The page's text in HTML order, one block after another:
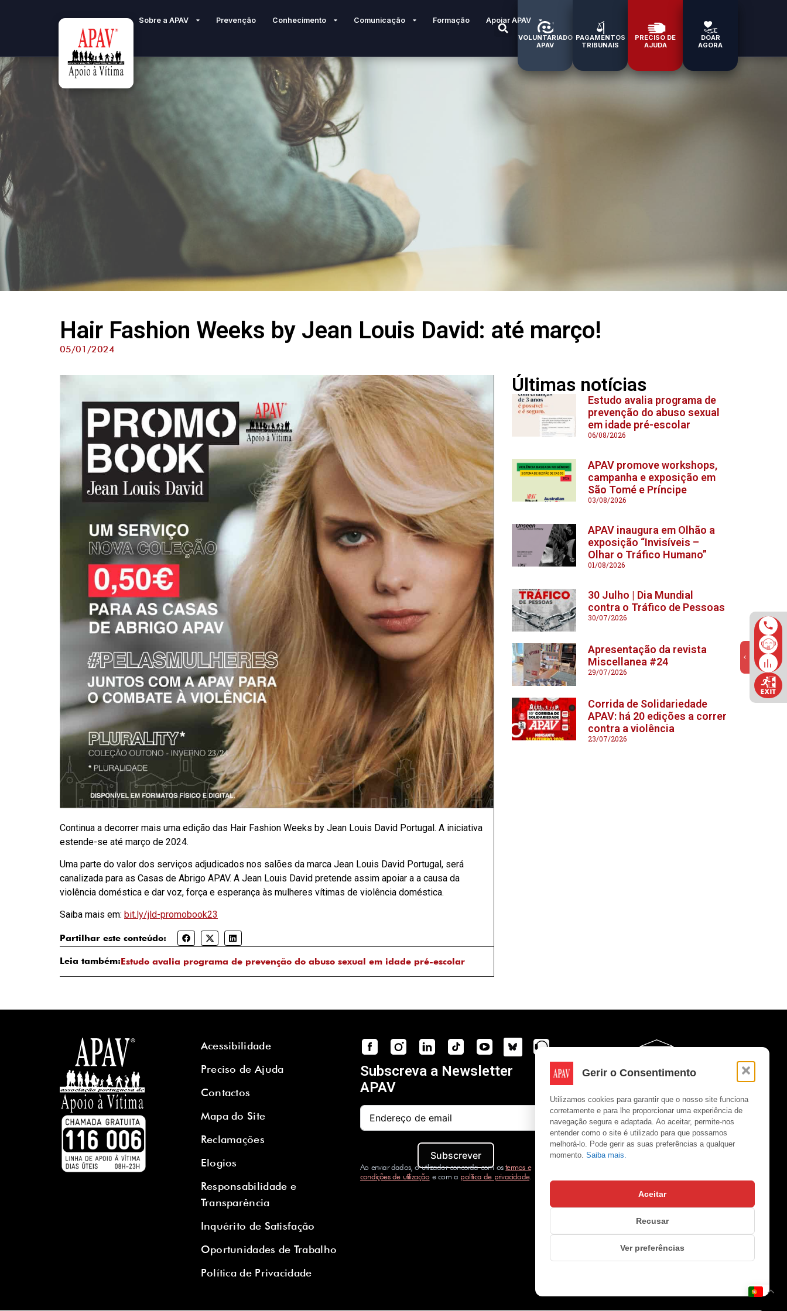
Gerir o Consentimento
Utilizamos cookies para garantir que o nosso site funciona
corretamente e para lhe proporcionar uma experiência de
navegação segura e adaptada. Ao aceitar, permite-nos
entender como o site é utilizado para que possamos
melhorá-lo. Pode gerir as suas preferências a qualquer
momento. Saiba mais.
Aceitar
Recusar
Ver preferências
Sobre a APAV Prevenção Conhecimento Comunicação Formação Apoiar APAV
VOLUNTARIADO
APAV
PAGAMENTOS
TRIBUNAIS
PRECISO DE
AJUDA
DOAR
AGORA
Hair Fashion Weeks by Jean Louis David: até março!
05/01/2024
Continua a decorrer mais uma edição das Hair Fashion Weeks by Jean Louis David Portugal. A iniciativa
estende-se até março de 2024.
Uma parte do valor dos serviços adjudicados nos salões da marca Jean Louis David Portugal, será
canalizada para as Casas de Abrigo APAV. A Jean Louis David pretende assim apoiar a a causa da
violência doméstica e dar voz, força e esperança às mulheres vítimas de violência doméstica.
Saiba mais em: bit.ly/jld-promobook23
Partilhar este conteúdo:
Leia também:Estudo avalia programa de prevenção do abuso sexual em idade pré-escolar
Últimas notícias
Estudo avalia programa de
prevenção do abuso sexual
em idade pré-escolar
06/08/2026
APAV promove workshops,
campanha e exposição em
São Tomé e Príncipe
03/08/2026
APAV inaugura em Olhão a
exposição “Invisíveis –
Olhar o Tráfico Humano”
01/08/2026
30 Julho | Dia Mundial
contra o Tráfico de Pessoas
30/07/2026
Apresentação da revista
Miscellanea #24
29/07/2026
Corrida de Solidariedade
APAV: há 20 edições a correr
contra a violência
23/07/2026
Acessibilidade
Preciso de Ajuda
Contactos
Mapa do Site
Reclamações
Elogios
Responsabilidade e
Transparência
Inquérito de Satisfação
Oportunidades de Trabalho
Política de Privacidade
Subscreva a Newsletter
APAV
Subscrever
Ao enviar dados, o utilizador concorda com ostermos e
condições de utilizaçãoe com a política de privacidade.
Copyright © APAV 2026